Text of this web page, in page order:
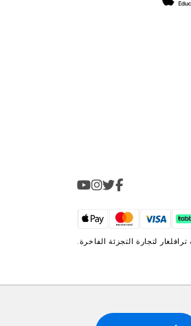
ترافلغار لتجارة التجزئة الفاخرة.